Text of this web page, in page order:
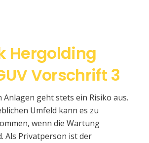
Hergolding
Vorschrift 3
geht stets ein Risiko aus.
Umfeld kann es zu
wenn die Wartung
Als Privatperson ist der